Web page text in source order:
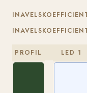
PROFIL LED 1